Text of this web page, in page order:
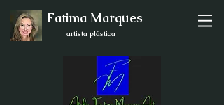
Fatima Marques
artista plástica